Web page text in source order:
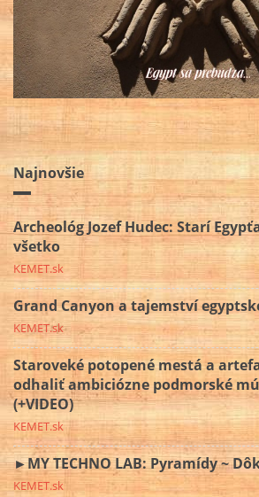
Najnovšie
Archeológ Jozef Hudec: Starí
všetko
KEMET.sk
Grand Canyon a tajemství
KEMET.sk
Staroveké potopené mestá a
odhaliť ambiciózne podmorské
(+VIDEO)
KEMET.sk
►MY TECHNO LAB: Pyramídy ~
KEMET.sk